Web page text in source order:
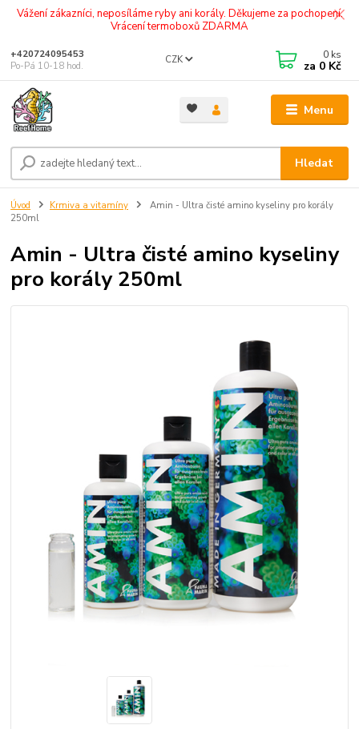
Vážení zákazníci, neposíláme ryby ani korály. Děkujeme za pochopení.
Vrácení termoboxů ZDARMA
Menu
CZK
Hledat
+420724095453
Po-Pá 10-18 hod.
0 ks
za 0 Kč
Úvod Krmiva a vitamíny
Amin - Ultra čisté amino kyseliny pro korály
250ml
Amin - Ultra čisté amino kyseliny
pro korály 250ml